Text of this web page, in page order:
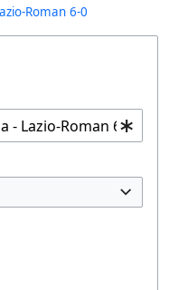
Roman 6-0